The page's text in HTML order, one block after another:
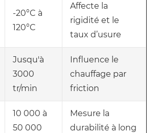
-20°C à
120°C
Affecte la
rigidité et le
taux d’usure
Jusqu'à
3000
tr/min
Influence le
chauffage par
friction
10 000 à
50 000
Mesure la
durabilité à long